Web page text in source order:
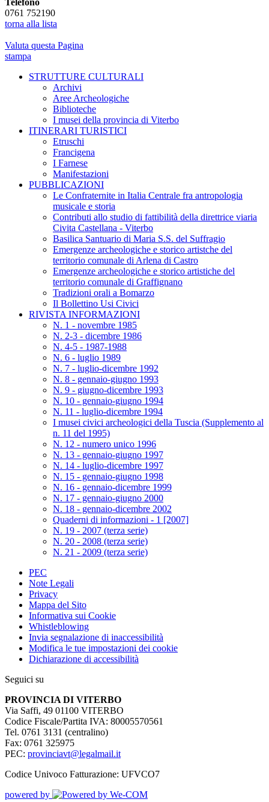
Telefono
0761 752190
torna alla lista
Valuta questa Pagina
stampa
STRUTTURE CULTURALI
Archivi
Aree Archeologiche
Biblioteche
I musei della provincia di Viterbo
ITINERARI TURISTICI
Etruschi
Francigena
I Farnese
Manifestazioni
PUBBLICAZIONI
Le Confraternite in Italia Centrale fra antropologia
musicale e storia
Contributi allo studio di fattibilità della direttrice viaria
Civita Castellana - Viterbo
Basilica Santuario di Maria S.S. del Suffragio
Emergenze archeologiche e storico artistche del
territorio comunale di Arlena di Castro
Emergenze archeologiche e storico artistiche del
territorio comunale di Graffignano
Tradizioni orali a Bomarzo
Il Bollettino Usi Civici
RIVISTA INFORMAZIONI
N. 1 - novembre 1985
N. 2-3 - dicembre 1986
N. 4-5 - 1987-1988
N. 6 - luglio 1989
N. 7 - luglio-dicembre 1992
N. 8 - gennaio-giugno 1993
N. 9 - giugno-dicembre 1993
N. 10 - gennaio-giugno 1994
N. 11 - luglio-dicembre 1994
I musei civici archeologici della Tuscia (Supplemento al
n. 11 del 1995)
N. 12 - numero unico 1996
N. 13 - gennaio-giugno 1997
N. 14 - luglio-dicembre 1997
N. 15 - gennaio-giugno 1998
N. 16 - gennaio-dicembre 1999
N. 17 - gennaio-giugno 2000
N. 18 - gennaio-dicembre 2002
Quaderni di informazioni - 1 [2007]
N. 19 - 2007 (terza serie)
N. 20 - 2008 (terza serie)
N. 21 - 2009 (terza serie)
PEC
Note Legali
Privacy
Mappa del Sito
Informativa sui Cookie
Whistleblowing
Invia segnalazione di inaccessibilità
Modifica le tue impostazioni dei cookie
Dichiarazione di accessibilità
Seguici su
PROVINCIA DI VITERBO
Via Saffi, 49 01100 VITERBO
Codice Fiscale/Partita IVA: 80005570561
Tel. 0761 3131 (centralino)
Fax: 0761 325975
PEC: provinciavt@legalmail.it
Codice Univoco Fatturazione: UFVCO7
powered by